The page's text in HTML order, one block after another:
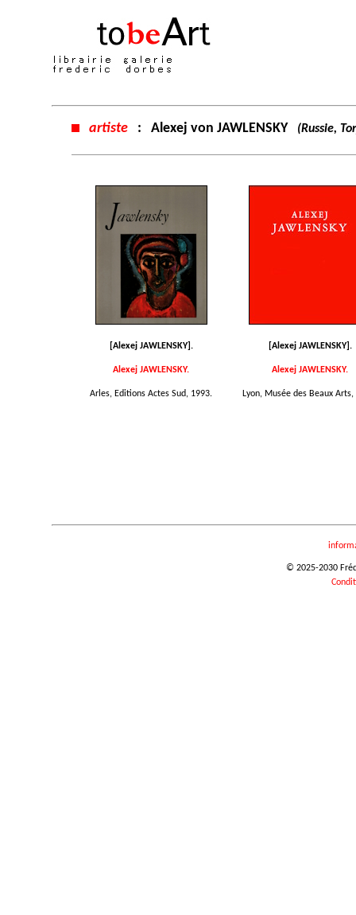
artiste : Alexej von JAWLENSKY (Russie,
[Alexej JAWLENSKY].
Alexej JAWLENSKY.
Arles, Editions Actes Sud, 1993.
[Alexej JAWLENSKY].
Alexej JAWLENSKY.
Lyon, Musée des Beaux Arts,
© 2025-2030